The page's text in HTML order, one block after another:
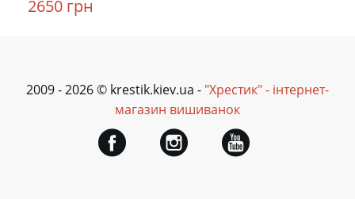
2650 грн
2009 - 2026 © krestik.kiev.ua - "Хрестик" - інтернет-
магазин вишиванок